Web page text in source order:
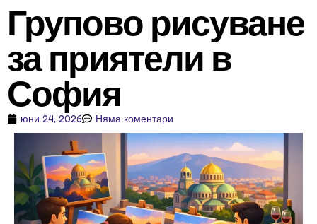
Групово рисуване
за приятели в
София
юни 24, 2026 Няма коментари